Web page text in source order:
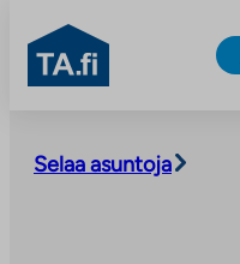
sisältöön
TA.fi
Selaa asuntoja